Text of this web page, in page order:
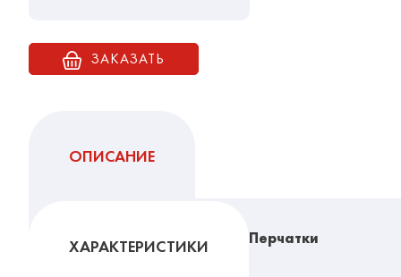
ЗАКАЗАТЬ
ОПИСАНИЕ
ХАРАКТЕРИСТИКИ Перчатки